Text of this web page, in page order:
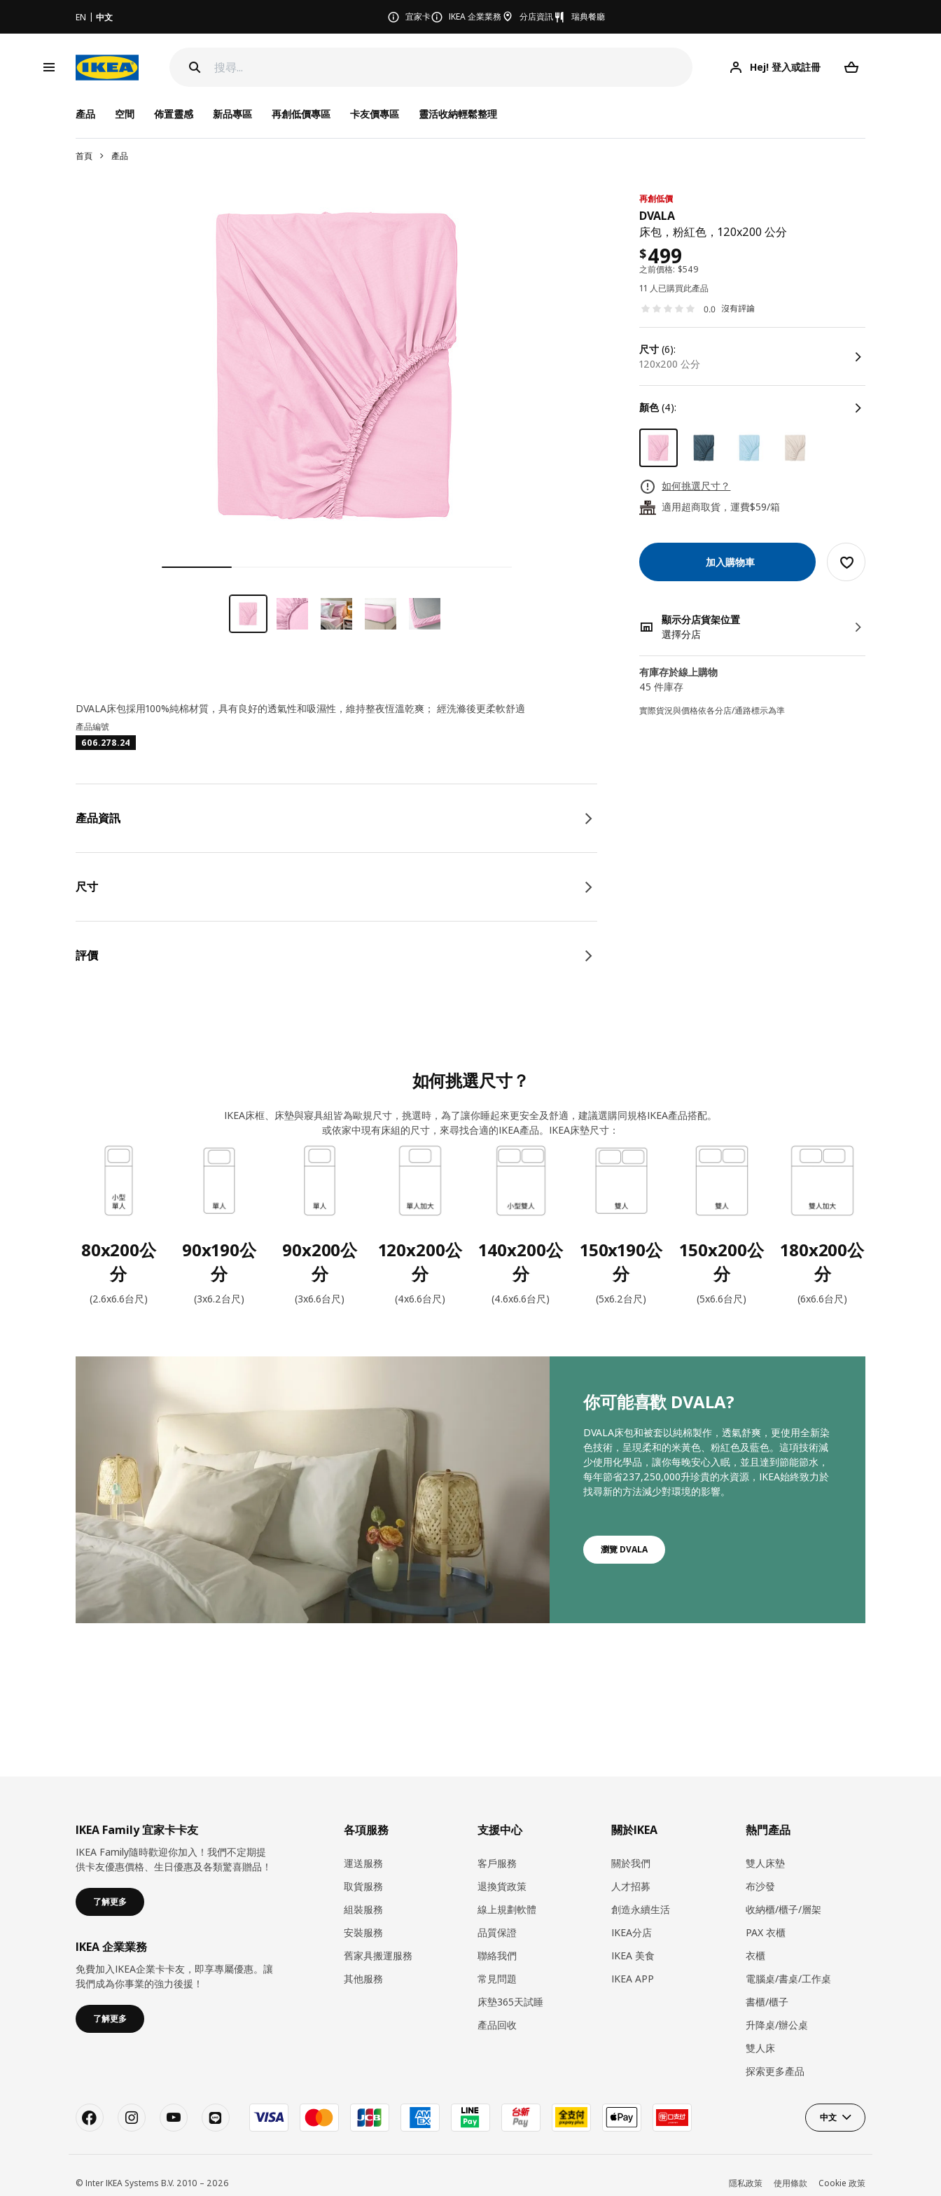
EN 中文 宜家卡 IKEA 企業業務 分店資訊 瑞典餐廳
Hej! 登入或註冊
產品 空間 佈置靈感 新品專區 再創低價專區 卡友價專區 靈活收納輕鬆整理
首頁 產品
再創低價
DVALA
床包，粉紅色，120x200 公分
$499
之前價格: $549
11 人已購買此產品
0.0 沒有評論
尺寸 (6):
120x200 公分
顏色(4):
如何挑選尺寸？
24 適用超商取貨，運費$59/箱
加入購物車
顯示分店貨架位置
選擇分店
有庫存於線上購物
45 件庫存
實際貨況與價格依各分店/通路標示為準
DVALA床包採用100%純棉材質，具有良好的透氣性和吸濕性，維持整夜恆溫乾爽； 經洗滌後更柔軟舒適
產品編號
606.278.24
產品資訊
尺寸
評價
如何挑選尺寸？
IKEA床框、床墊與寢具組皆為歐規尺寸，挑選時，為了讓你睡起來更安全及舒適，建議選購同規格IKEA產品搭配。
或依家中現有床組的尺寸，來尋找合適的IKEA產品。IKEA床墊尺寸：
80x200公
分
(2.6x6.6台尺)
90x190公
分
(3x6.2台尺)
90x200公
分
(3x6.6台尺)
120x200公
分
(4x6.6台尺)
140x200公
分
(4.6x6.6台尺)
150x190公
分
(5x6.2台尺)
150x200公
分
(5x6.6台尺)
180x200公
分
(6x6.6台尺)
你可能喜歡 DVALA?
DVALA床包和被套以純棉製作，透氣舒爽，更使用全新染
色技術，呈現柔和的米黃色、粉紅色及藍色。這項技術減
少使用化學品，讓你每晚安心入眠，並且達到節能節水，
每年節省237,250,000升珍貴的水資源，IKEA始終致力於
找尋新的方法減少對環境的影響。
瀏覽 DVALA
IKEA Family 宜家卡卡友
IKEA Family隨時歡迎你加入！我們不定期提
供卡友優惠價格、生日優惠及各類驚喜贈品！
了解更多
IKEA 企業業務
免費加入IKEA企業卡卡友，即享專屬優惠。讓
我們成為你事業的強力後援！
了解更多
各項服務
運送服務
取貨服務
組裝服務
安裝服務
​舊家具搬運服務
其他服務
支援中心
客戶服務
退換貨政策
線上規劃軟體
品質保證
聯絡我們
常見問題
床墊365天試睡
產品回收
關於IKEA
關於我們
人才招募
創造永續生活
IKEA分店
IKEA 美食
IKEA APP
熱門產品
雙人床墊
布沙發
收納櫃/櫃子/層架
PAX 衣櫃
衣櫃
電腦桌/書桌/工作桌
書櫃/櫃子
升降桌/辦公桌
雙人床
探索更多產品
中文
© Inter IKEA Systems B.V. 2010 – 2026 隱私政策 使用條款 Cookie 政策